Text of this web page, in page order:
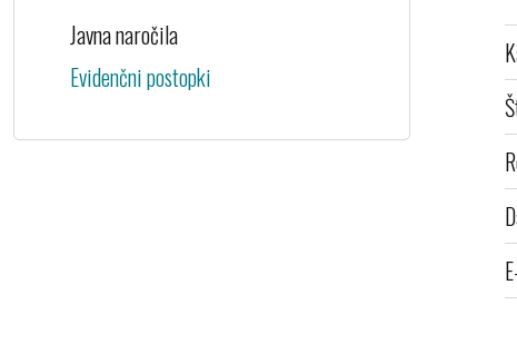
Javna naročila
Evidenčni postopki